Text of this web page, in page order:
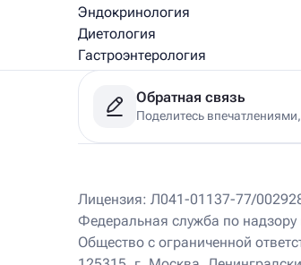
Эндокринология
Диетология
Гастроэнтерология
Медицинский массаж
Рефлексотерапия
Физиотерапия
Ист Клиника на Соколе
220 м
Москва, Ленинградский пр-т, д.76,
Пн – Вс 9.00 – 21.00
Обратная связь
Поделитесь
Лицензия: Л041-01137-77/
Федеральная служба по
Общество с ограниченной